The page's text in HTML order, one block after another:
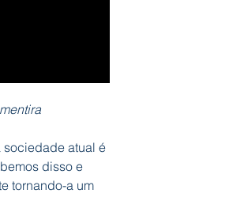
mentira
sociedade atual é
disso e
tornando-a um